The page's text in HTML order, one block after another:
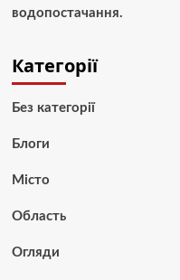
водопостачання.
Категорії
Без категорії
Блоги
Місто
Область
Огляди